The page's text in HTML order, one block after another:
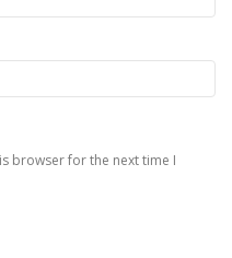
browser for the next time I